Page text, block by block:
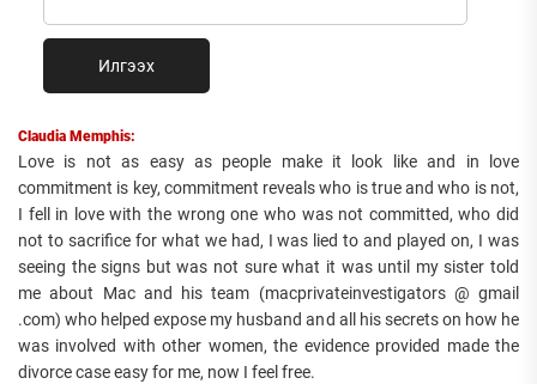
Илгээх
Claudia Memphis:
Love is not as easy as people make it look like and in love
commitment is key, commitment reveals who is true and who is not,
I fell in love with the wrong one who was not committed, who did
not to sacrifice for what we had, I was lied to and played on, I was
seeing the signs but was not sure what it was until my sister told
me about Mac and his team (macprivateinvestigators @ gmail
.com) who helped expose my husband and all his secrets on how he
was involved with other women, the evidence provided made the
divorce case easy for me, now I feel free.